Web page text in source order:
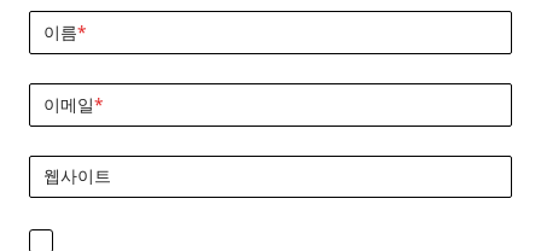
이름*
이메일*
웹사이트